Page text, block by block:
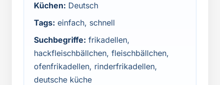
Küchen: Deutsch
Tags: einfach, schnell
Suchbegriffe: frikadellen,
hackfleischbällchen, fleischbällchen,
ofenfrikadellen, rinderfrikadellen,
deutsche küche